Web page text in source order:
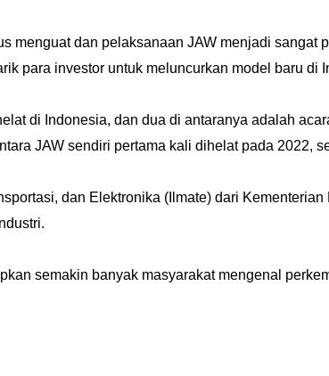
menguat dan pelaksanaan JAW menjadi
para investor untuk meluncurkan model baru di
di Indonesia, dan dua di antaranya adalah
JAW sendiri pertama kali dihelat pada 2022,
dan Elektronika (Ilmate) dari
semakin banyak masyarakat mengenal